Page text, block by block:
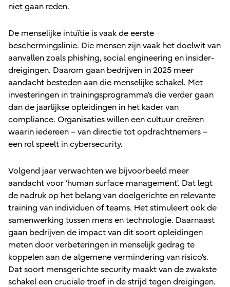
niet gaan reden.
De menselijke intuïtie is vaak de eerste
beschermingslinie. Die mensen zijn vaak het doelwit van
aanvallen zoals phishing, social engineering en insider-
dreigingen. Daarom gaan bedrijven in 2025 meer
aandacht besteden aan die menselijke schakel. Met
investeringen in trainingsprogramma’s die verder gaan
dan de jaarlijkse opleidingen in het kader van
compliance. Organisaties willen een cultuur creëren
waarin iedereen – van directie tot opdrachtnemers –
een rol speelt in cybersecurity.
Volgend jaar verwachten we bijvoorbeeld meer
aandacht voor ‘human surface management’. Dat legt
de nadruk op het belang van doelgerichte en relevante
training van individuen of teams. Het stimuleert ook de
samenwerking tussen mens en technologie. Daarnaast
gaan bedrijven de impact van dit soort opleidingen
meten door verbeteringen in menselijk gedrag te
koppelen aan de algemene vermindering van risico’s.
Dat soort mensgerichte security maakt van de zwakste
schakel een cruciale troef in de strijd tegen dreigingen.